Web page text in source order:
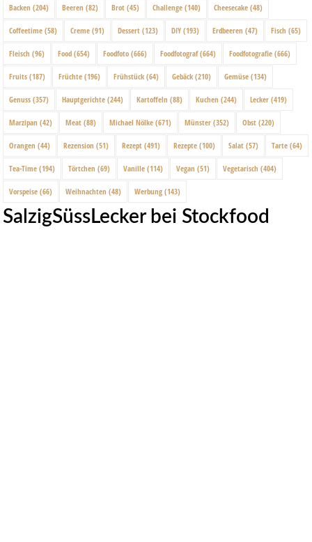
Backen (204) Beeren (82) Brot (45) Challenge (140) Cheesecake (48)
Coffeetime (58) Creme (91) Dessert (123) DIY (193) Erdbeeren (47) Fisch (65)
Fleisch (96) Food (654) Foodfoto (666) Foodfotograf(664) Foodfotografie (666)
Fruits (187) Früchte (196) Frühstück (64) Gebäck (210) Gemüse (134)
Genuss (357) Hauptgerichte (244) Kartoffeln (88) Kuchen (244) Lecker (419)
Marzipan (42) Meat (88) Michael Nölke (671) Münster (352) Obst (220)
Orangen (44) Rezension (51) Rezept (491) Rezepte (100) Salat (57) Tarte (64)
Tea-Time (194) Törtchen (69) Vanille (114) Vegan (51) Vegetarisch (404)
Vorspeise (66) Weihnachten (48) Werbung (143)
SalzigSüssLecker bei Stockfood